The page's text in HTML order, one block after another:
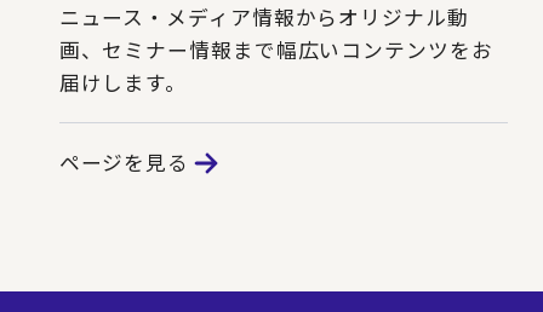
ニュース・メディア情報からオリジナル動
画、セミナー情報まで幅広いコンテンツをお
届けします。
ページを見る